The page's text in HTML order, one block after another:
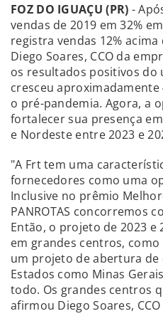
FOZ DO IGUAÇU (PR) -
vendas de 2019 em 32%
registra vendas 12% acima
Diego Soares, CCO da
os resultados positivos do
cresceu
o pré-pandemia. Agora, a
fortalecer sua presença
e Nordeste entre 2023 e
"A Frt tem uma
fornecedores como uma
Inclusive no prêmio
PANROTAS concorremos
Então, o projeto de 2023 e
em grandes centros,
um projeto de abertura
Estados como Minas
todo. Os grandes centros
afirmou Diego Soares,